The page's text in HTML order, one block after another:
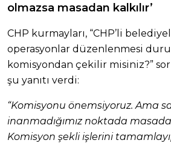
olmazsa masadan kalkılır’
CHP kurmayları, “CHP’li
operasyonlar düzenlenmesi
komisyondan çekilir misiniz?”
şu yanıtı verdi:
“Komisyonu önemsiyoruz. Ama
inanmadığımız noktada
Komisyon şekli işlerini